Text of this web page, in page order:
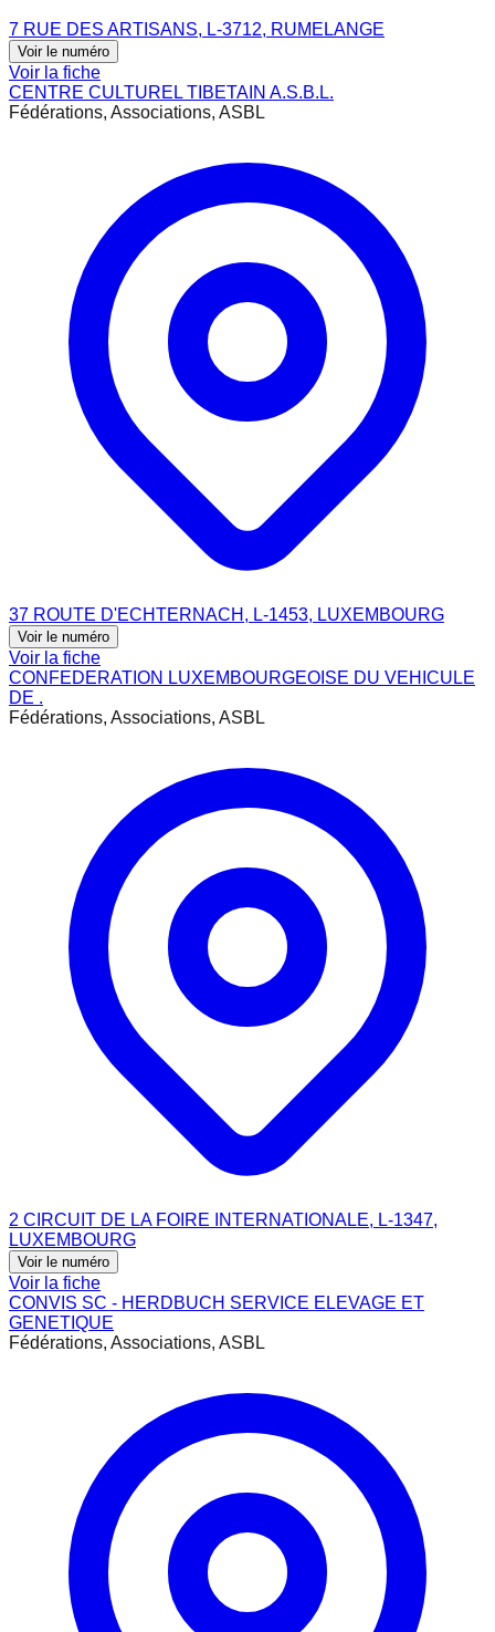
7 RUE DES ARTISANS, L-3712, RUMELANGE
Voir le numéro
Voir la fiche
CENTRE CULTUREL TIBETAIN A.S.B.L.
Fédérations, Associations, ASBL
37 ROUTE D'ECHTERNACH, L-1453, LUXEMBOURG
Voir le numéro
Voir la fiche
CONFEDERATION LUXEMBOURGEOISE DU VEHICULE
DE .
Fédérations, Associations, ASBL
2 CIRCUIT DE LA FOIRE INTERNATIONALE, L-1347,
LUXEMBOURG
Voir le numéro
Voir la fiche
CONVIS SC - HERDBUCH SERVICE ELEVAGE ET
GENETIQUE
Fédérations, Associations, ASBL